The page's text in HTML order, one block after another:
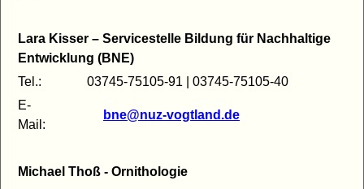
Lara Kisser – Servicestelle Bildung für Nachhaltige
Entwicklung (BNE)
Tel.:
03745-75105-91 | 03745-75105-40
E-
Mail:
bne@nuz-vogtland.de
Michael Thoß - Ornithologie